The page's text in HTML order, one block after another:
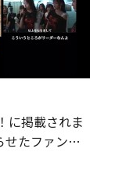
に掲載されま
たファン目
フレームワ